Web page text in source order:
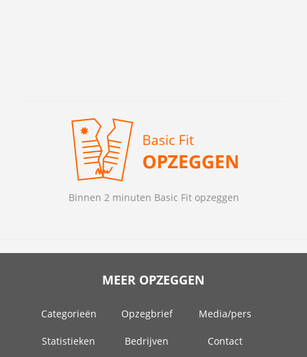
Binnen 2 minuten Basic Fit opzeggen
MEER OPZEGGEN
Categorieën Opzegbrief Media/pers
Statistieken Bedrijven Contact